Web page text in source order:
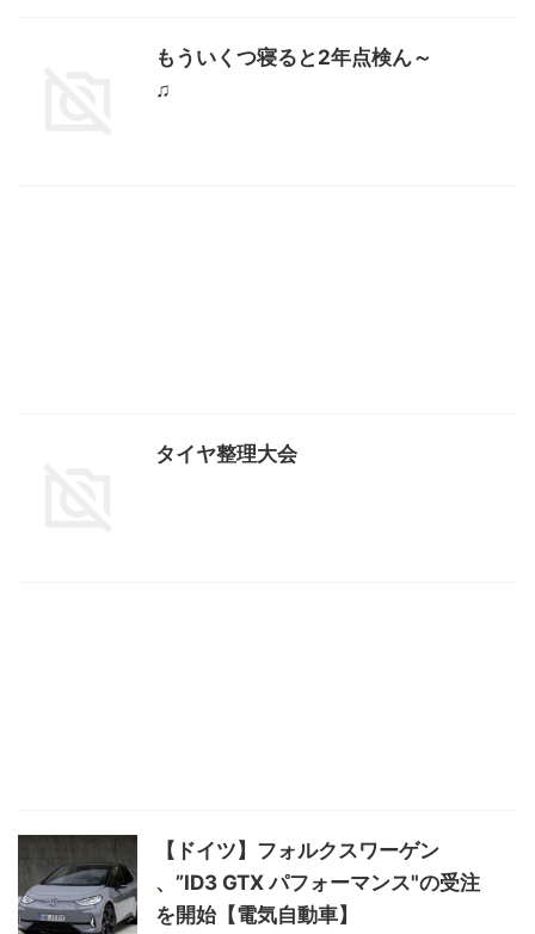
もういくつ寝ると2年点検ん～
♫
タイヤ整理大会
【ドイツ】フォルクスワーゲン
、”ID3 GTX パフォーマンス"の受注
を開始【電気自動車】